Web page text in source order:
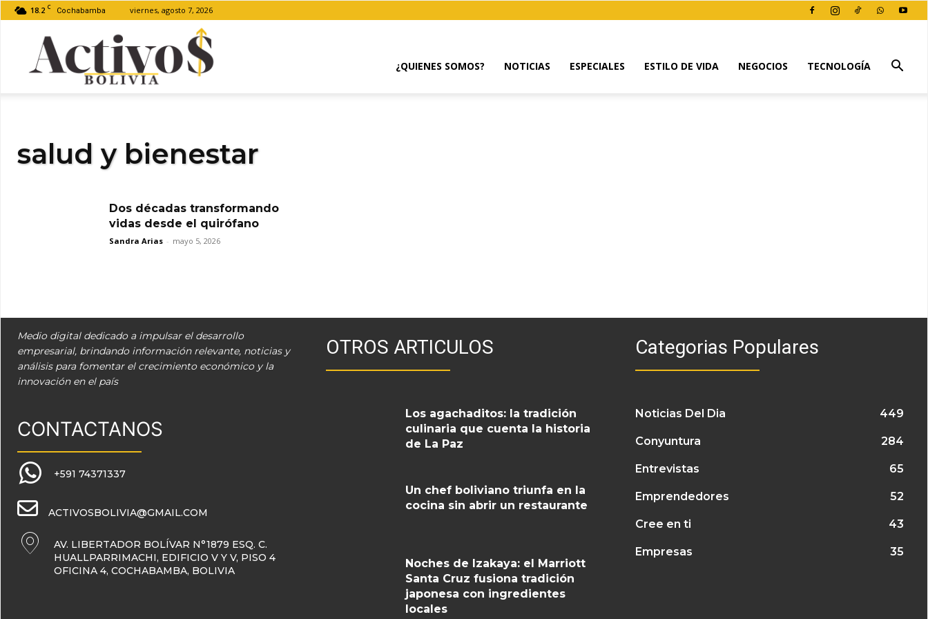
18.2 C Cochabamba viernes, agosto 7, 2026
¿QUIENES SOMOS? NOTICIAS ESPECIALES ESTILO DE VIDA NEGOCIOS TECNOLOGÍA
salud y bienestar
Dos décadas transformando
vidas desde el quirófano
Sandra Arias - mayo 5, 2026
Medio digital dedicado a impulsar el desarrollo
empresarial, brindando información relevante, noticias y
análisis para fomentar el crecimiento económico y la
innovación en el país
CONTACTANOS
+591 74371337
ACTIVOSBOLIVIA@GMAIL.COM
AV. LIBERTADOR BOLÍVAR N°1879 ESQ. C.
HUALLPARRIMACHI, EDIFICIO V Y V, PISO 4
OFICINA 4, COCHABAMBA, BOLIVIA
OTROS ARTICULOS
Los agachaditos: la tradición
culinaria que cuenta la historia
de La Paz
Un chef boliviano triunfa en la
cocina sin abrir un restaurante
Noches de Izakaya: el Marriott
Santa Cruz fusiona tradición
japonesa con ingredientes
locales
Categorias Populares
Noticias Del Dia 449
Conyuntura 284
Entrevistas 65
Emprendedores 52
Cree en ti 43
Empresas 35